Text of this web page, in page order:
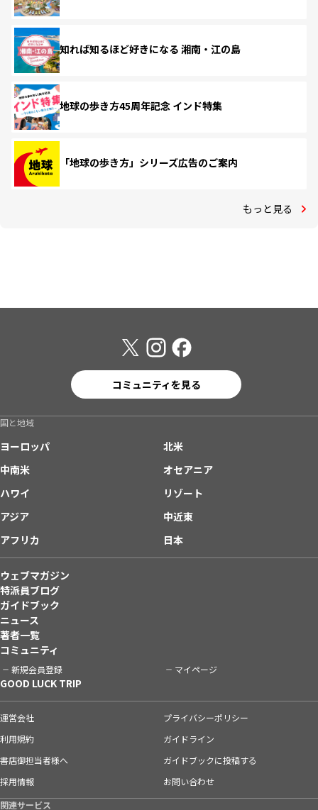
知れば知るほど好きになる 湘南・江の島
地球の歩き方45周年記念 インド特集
「地球の歩き方」シリーズ広告のご案内
もっと見る
コミュニティを見る
国と地域
ヨーロッパ
北米
中南米
オセアニア
ハワイ
リゾート
アジア
中近東
アフリカ
日本
ウェブマガジン
特派員ブログ
ガイドブック
ニュース
著者一覧
コミュニティ
新規会員登録 マイページ
GOOD LUCK TRIP
運営会社
プライバシーポリシー
利用規約
ガイドライン
書店御担当者様へ
ガイドブックに投稿する
採用情報
お問い合わせ
関連サービス